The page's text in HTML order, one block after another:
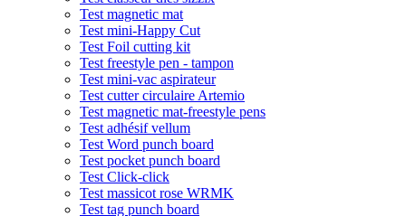
Test magnetic mat
Test mini-Happy Cut
Test Foil cutting kit
Test freestyle pen - tampon
Test mini-vac aspirateur
Test cutter circulaire Artemio
Test magnetic mat-freestyle pens
Test adhésif vellum
Test Word punch board
Test pocket punch board
Test Click-click
Test massicot rose WRMK
Test tag punch board